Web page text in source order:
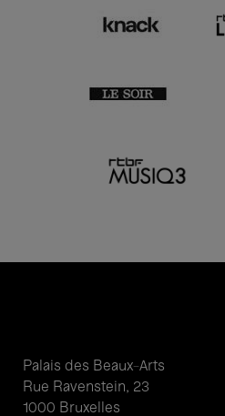
Palais des Beaux-Arts
Rue Ravenstein, 23
1000 Bruxelles